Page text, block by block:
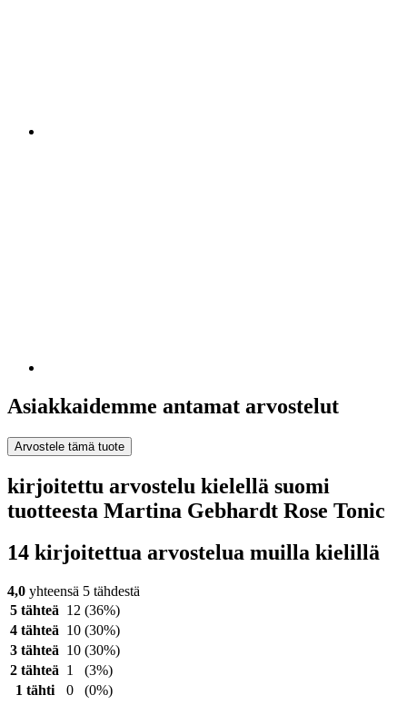
Asiakkaidemme antamat arvostelut
Arvostele tämä tuote
kirjoitettu arvostelu kielellä suomi
tuotteesta Martina Gebhardt Rose Tonic
14 kirjoitettua arvostelua muilla kielillä
4,0 yhteensä 5 tähdestä
5 tähteä 12 (36%)
4 tähteä 10 (30%)
3 tähteä 10 (30%)
2 tähteä 1
(3%)
1 tähti
0 (0%)